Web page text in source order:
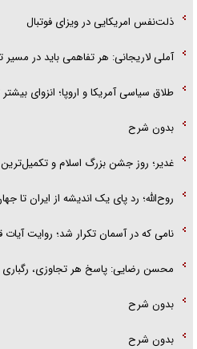
ذلت‌نفس امریکایی در ویزای فوتبال
آملی لاریجانی: هر تفاهمی باید در
طلاق سیاسی آمریکا و اروپا؛ انزوای
بدون شرح
غدیر؛ روز جشن بزرگ اسلام و
روح‌الله؛ رد پای یک اندیشه از ایران تا
نامی که در آسمان تکرار شد؛ روایت آیات
محسن رضایی: پاسخ هر تجاوزی،
بدون شرح
بدون شرح